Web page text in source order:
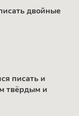
двойные
писать и
твёрдым и